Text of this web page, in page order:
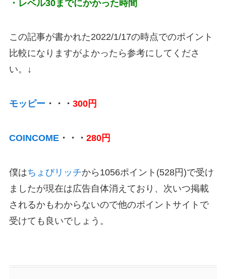
・レベル30までにかかった時間
この記事が書かれた2022/1/17の時点でのポイント
比較になりますがよかったら参考にしてくださ
い。↓
モッピー・・・ 300円
COINCOME・・・ 280円
僕はちょびリッチから1056ポイント(528円)で受け
ましたが現在は広告自体消えており、次いつ掲載
されるかもわからないので他のポイントサイトで
受けても良いでしょう。